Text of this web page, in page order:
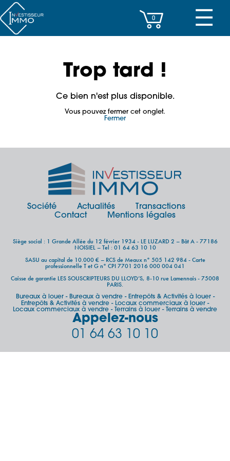
IMMEUBLES DE RAPPORT
PROPERTY MANAGEMENT
PROGRAMMES NEUFS
INVESTISSEMENT
SOCIÉTÉ
ACTUALITÉS
CONTACT
☰
0
Trop tard !
Ce bien n'est plus disponible.
Vous pouvez fermer cet onglet.
Fermer
Société Actualités
Transactions
Contact
Mentions légales
Siège social : 1 Grande Allée du 12 février 1934 - LE LUZARD 2 – Bât A - 77186
NOISIEL – Tel : 01 64 63 10 10
SASU au capital de 10.000 € – RCS de Meaux n° 505 142 984 - Carte
professionnelle T et G n° CPI 7701 2016 000 004 041
Caisse de garantie LES SOUSCRIPTEURS DU LLOYD’S, 8-10 rue Lamennais - 75008
PARIS.
Bureaux à louer- Bureaux à vendre- Entrepôts & Activités à louer-
Entrepôts & Activités à vendre - Locaux commerciaux à louer -
Locaux commerciaux à vendre - Terrains à louer - Terrains à vendre
Appelez-nous
01 64 63 10 10